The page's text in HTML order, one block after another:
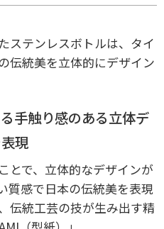
ステンレスボトルは、タイ
伝統美を立体的にデザイン
手触り感のある立体デ
現
とで、立体的なデザインが
質感で日本の伝統美を表現
伝統工芸の技が生み出す精